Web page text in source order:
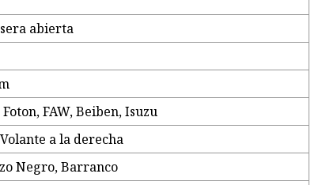
abierta
FAW, Beiben, Isuzu
a la derecha
Negro, Barranco